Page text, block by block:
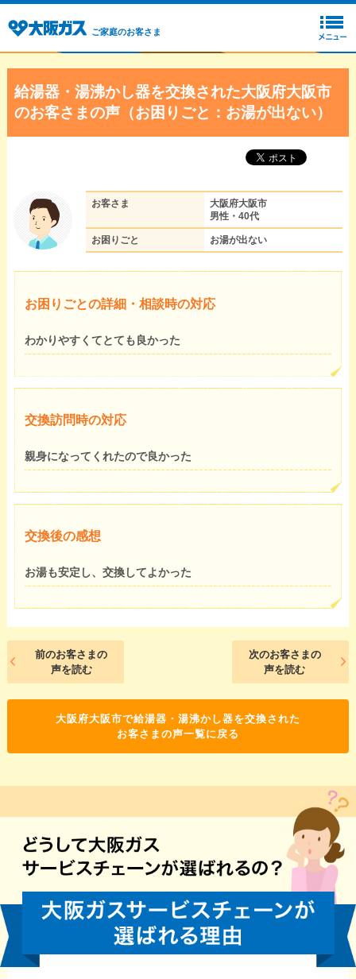
ご家庭のお客さま
給湯器・湯沸かし器を交換された大阪府大阪市
のお客さまの声（お困りごと：お湯が出ない）
お客さま
大阪府大阪市
男性・40代
お困りごと お湯が出ない
お困りごとの詳細・相談時の対応
わかりやすくてとても良かった
交換訪問時の対応
親身になってくれたので良かった
交換後の感想
お湯も安定し、交換してよかった
前のお客さまの
声を読む
次のお客さまの
声を読む
大阪府大阪市で給湯器・湯沸かし器を交換された
お客さまの声一覧に戻る